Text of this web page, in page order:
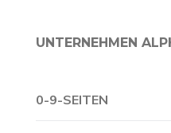
UNTERNEHMEN
0-9-SEITEN